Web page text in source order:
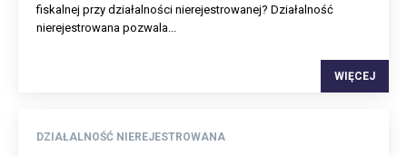
fiskalnej przy działalności nierejestrowanej? Działalność
nierejestrowana pozwala...
WIĘCEJ
DZIAŁALNOŚĆ NIEREJESTROWANA